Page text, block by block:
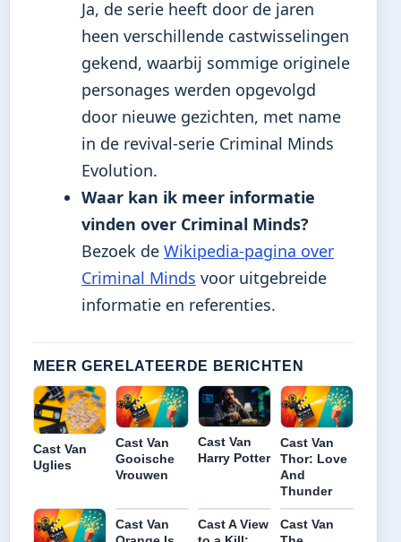
Ja, de serie heeft door de jaren
heen verschillende castwisselingen
gekend, waarbij sommige originele
personages werden opgevolgd
door nieuwe gezichten, met name
in de revival-serie Criminal Minds
Evolution.
Waar kan ik meer informatie
vinden over Criminal Minds?
Bezoek de Wikipedia-pagina over
Criminal Minds voor uitgebreide
informatie en referenties.
MEER GERELATEERDE BERICHTEN
Cast Van
Uglies
Cast Van
Gooische
Vrouwen
Cast Van
Harry Potter
Cast Van
Thor: Love
And
Thunder
Cast Van
Cast A View
Cast Van